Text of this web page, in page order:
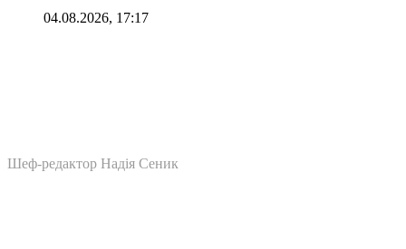
04.08.2026, 17:17
Шеф-редактор Надія Сеник